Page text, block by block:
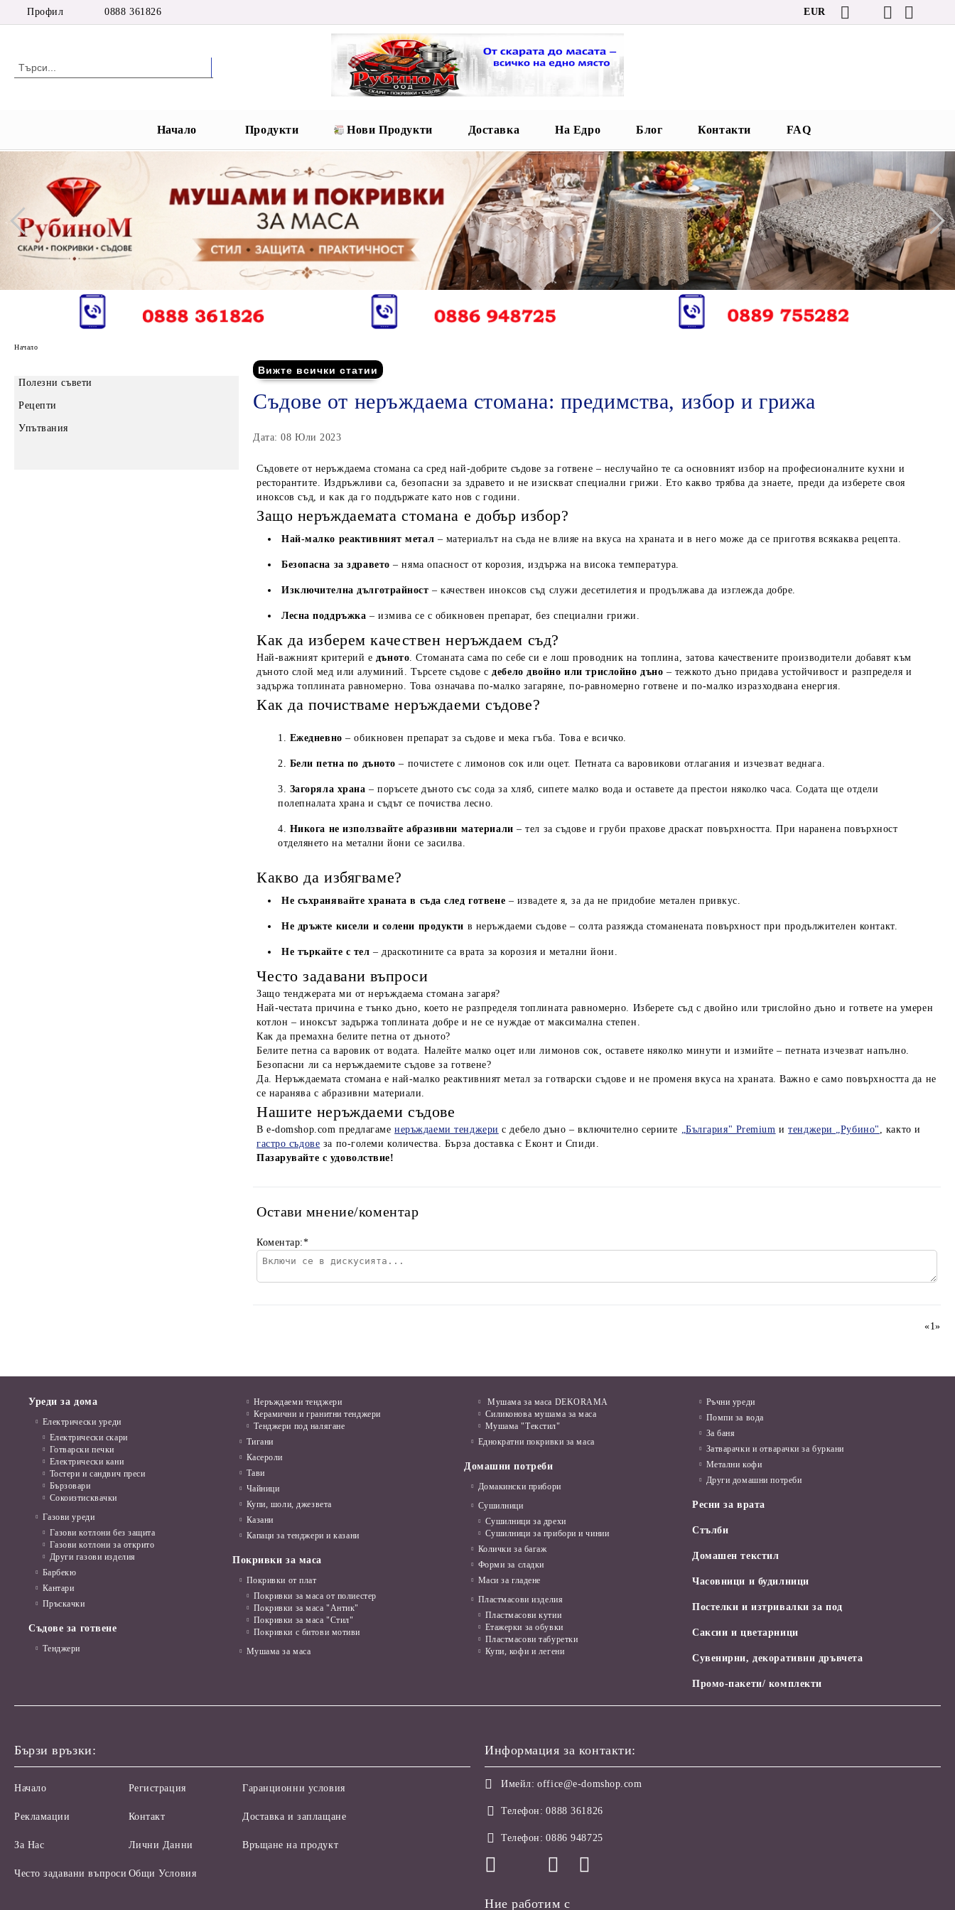
Профил 0888 361826 EUR
Начало Продукти Нови Продукти Доставка На Едро Блог Контакти FAQ
Полезни съвети
Рецепти
Упътвания
Начало
Вижте всички статии
Съдове от неръждаема стомана: предимства, избор и грижа
Дата: 08 Юли 2023
Съдовете от неръждаема стомана са сред най-добрите съдове за готвене – неслучайно те са основният избор на професионалните кухни и
ресторантите. Издръжливи са, безопасни за здравето и не изискват специални грижи. Ето какво трябва да знаете, преди да изберете своя
иноксов съд, и как да го поддържате като нов с години.
Защо неръждаемата стомана е добър избор?
Най-малко реактивният метал – материалът на съда не влияе на вкуса на храната и в него може да се приготвя всякаква рецепта.
Безопасна за здравето – няма опасност от корозия, издържа на висока температура.
Изключителна дълготрайност – качествен иноксов съд служи десетилетия и продължава да изглежда добре.
Лесна поддръжка – измива се с обикновен препарат, без специални грижи.
Как да изберем качествен неръждаем съд?
Най-важният критерий е дъното. Стоманата сама по себе си е лош проводник на топлина, затова качествените производители добавят към
дъното слой мед или алуминий. Търсете съдове сдебело двойно или трислойно дъно – тежкото дъно придава устойчивост и разпределя и
задържа топлината равномерно. Това означава по-малко загаряне, по-равномерно готвене и по-малко изразходвана енергия.
Как да почистваме неръждаеми съдове?
Ежедневно – обикновен препарат за съдове и мека гъба. Това е всичко.
Бели петна по дъното – почистете с лимонов сок или оцет. Петната са варовикови отлагания и изчезват веднага.
Загоряла храна – поръсете дъното със сода за хляб, сипете малко вода и оставете да престои няколко часа. Содата ще отдели
полепналата храна и съдът се почиства лесно.
Никога не използвайте абразивни материали – тел за съдове и груби прахове драскат повърхността. При наранена повърхност
отделянето на метални йони се засилва.
Какво да избягваме?
Не съхранявайте храната в съда след готвене – извадете я, за да не придобие метален привкус.
Не дръжте кисели и солени продукти в неръждаеми съдове – солта разяжда стоманената повърхност при продължителен контакт.
Не търкайте с тел – драскотините са врата за корозия и метални йони.
Често задавани въпроси
Защо тенджерата ми от неръждаема стомана загаря?
Най-честата причина е тънко дъно, което не разпределя топлината равномерно. Изберете съд с двойно или трислойно дъно и гответе на умерен
котлон – иноксът задържа топлината добре и не се нуждае от максимална степен.
Как да премахна белите петна от дъното?
Белите петна са варовик от водата. Налейте малко оцет или лимонов сок, оставете няколко минути и измийте – петната изчезват напълно.
Безопасни ли са неръждаемите съдове за готвене?
Да. Неръждаемата стомана е най-малко реактивният метал за готварски съдове и не променя вкуса на храната. Важно е само повърхността да не
се наранява с абразивни материали.
Нашите неръждаеми съдове
В e-domshop.com предлагаменеръждаеми тенджери с дебело дъно – включително сериите „България" Premium итенджери „Рубино" , както и
гастро съдове за по-големи количества. Бърза доставка с Еконт и Спиди.
Пазарувайте с удоволствие!
Остави мнение/коментар
Коментар:*
«1»
Уреди за дома
Електрически уреди
Електрически скари
Готварски печки
Електрически кани
Тостери и сандвич преси
Бързовари
Сокоизтисквачки
Газови уреди
Газови котлони без защита
Газови котлони за открито
Други газови изделия
Барбекю
Кантари
Пръскачки
Съдове за готвене
Тенджери
Неръждаеми тенджери
Керамични и гранитни тенджери
Тенджери под налягане
Тигани
Касероли
Тави
Чайници
Купи, шоли, джезвета
Казани
Капаци за тенджери и казани
Покривки за маса
Покривки от плат
Покривки за маса от полиестер
Покривки за маса "Антик"
Покривки за маса "Стил"
Покривки с битови мотиви
Мушама за маса
Мушама за маса DEKORAMA
Силиконова мушама за маса
Мушама "Текстил"
Еднократни покривки за маса
Домашни потреби
Домакински прибори
Сушилници
Сушилници за дрехи
Сушилници за прибори и чинии
Колички за багаж
Форми за сладки
Маси за гладене
Пластмасови изделия
Пластмасови кутии
Етажерки за обувки
Пластмасови табуретки
Купи, кофи и легени
Ръчни уреди
Помпи за вода
За баня
Затварачки и отварачки за буркани
Метални кофи
Други домашни потреби
Ресни за врата
Стълби
Домашен текстил
Часовници и будилници
Постелки и изтривалки за под
Саксии и цветарници
Сувенирни, декоративни дръвчета
Промо-пакети/ комплекти
Бързи връзки:
Начало
Рекламации
За Нас
Често задавани въпроси
Регистрация
Контакт
Лични Данни
Общи Условия
Гаранционни условия
Доставка и заплащане
Връщане на продукт
Информация за контакти:
Имейл: office@e-domshop.com
Телефон: 0888 361826
Телефон: 0886 948725
Ние работим с